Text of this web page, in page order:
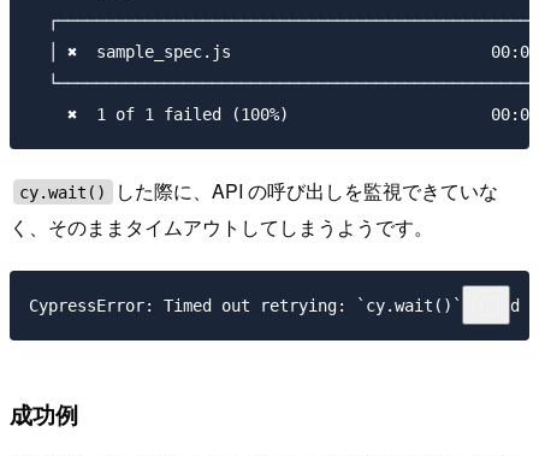
│ ✖  sample_spec.js
cy.wait()
した際に、API の呼び出しを監視できていな
く、そのままタイムアウトしてしまうようです。
成功例